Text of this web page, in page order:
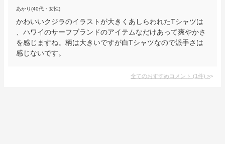
あかり(40代・女性)
かわいいクジラのイラストが大きくあしらわれたTシャツは
、ハワイのサーフブランドのアイテムなだけあって爽やかさ
を感じますね。柄は大きいですが白Tシャツなので派手さは
感じないです。
全てのおすすめコメント (1件) >